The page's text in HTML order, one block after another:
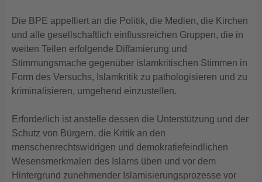
Die BPE appelliert an die Politik, die Medien, die Kirchen
und alle gesellschaftlich einflussreichen Gruppen, die in
weiten Teilen erfolgende Diffamierung und
Stimmungsmache gegenüber islamkritischen Stimmen in
Form des Versuchs, Islamkritik zu pathologisieren und zu
kriminalisieren, umgehend einzustellen.
Erforderlich ist anstelle dessen die Unterstützung und der
Schutz von Bürgern, die Kritik an den
menschenrechtswidrigen und demokratiefeindlichen
Wesensmerkmalen des Islams üben und vor dem
Hintergrund zunehmender Islamisierungsprozesse vor